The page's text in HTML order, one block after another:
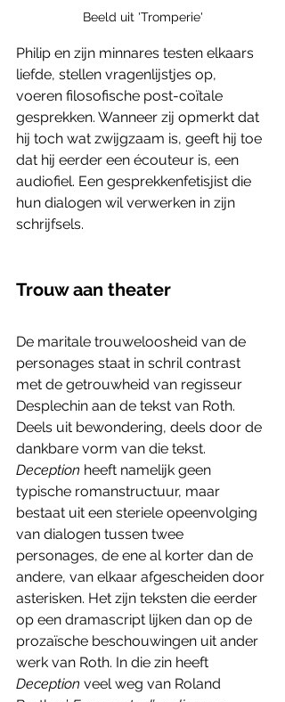
Beeld uit 'Tromperie'
Philip en zijn minnares testen elkaars
liefde, stellen vragenlijstjes op,
voeren filosofische post-coïtale
gesprekken. Wanneer zij opmerkt dat
hij toch wat zwijgzaam is, geeft hij toe
dat hij eerder een écouteur is, een
audiofiel. Een gesprekkenfetisjist die
hun dialogen wil verwerken in zijn
schrijfsels.
Trouw aan theater
De maritale trouweloosheid van de
personages staat in schril contrast
met de getrouwheid van regisseur
Desplechin aan de tekst van Roth.
Deels uit bewondering, deels door de
dankbare vorm van die tekst.
Deception heeft namelijk geen
typische romanstructuur, maar
bestaat uit een steriele opeenvolging
van dialogen tussen twee
personages, de ene al korter dan de
andere, van elkaar afgescheiden door
asterisken. Het zijn teksten die eerder
op een dramascript lijken dan op de
prozaïsche beschouwingen uit ander
werk van Roth. In die zin heeft
Deception veel weg van Roland